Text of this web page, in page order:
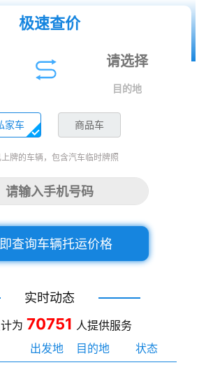
极速查价
目的地
家车 商品车
牌的车辆，包含汽车临时牌照
查询车辆托运价格
实时动态
为 70751 人提供服务
出发地 目的地 状态